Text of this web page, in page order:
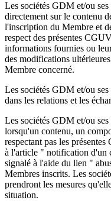
Les sociétés GDM et/ou
directement sur le contenu
l'inscription du Membre et
respect des présentes
informations fournies ou
des modifications
Membre concerné.
Les sociétés GDM et/ou
dans les relations et les
Les sociétés GDM et/ou
lorsqu'un contenu, un
respectant pas les
à l'article " notification d'un
signalé à l'aide du lien "
Membres inscrits. Les
prendront les mesures
situation.